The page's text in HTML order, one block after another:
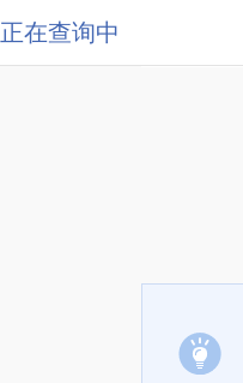
正在查询中